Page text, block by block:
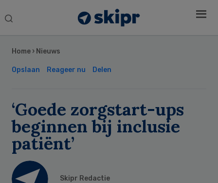
Search
Home › Nieuws
Opslaan Reageer nu Delen
‘Goede zorgstart-ups
beginnen bij inclusie
patiënt’
Skipr Redactie
Sidebar